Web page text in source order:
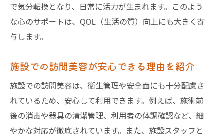
で気分転換となり、日常に活力が生まれます。このよう
な心のサポートは、QOL（生活の質）向上にも大きく寄
与します。
施設での訪問美容が安心できる理由を紹介
施設での訪問美容は、衛生管理や安全面にも十分配慮さ
れているため、安心して利用できます。例えば、施術前
後の消毒や器具の清潔管理、利用者の体調確認など、細
やかな対応が徹底されています。また、施設スタッフと